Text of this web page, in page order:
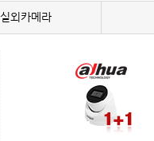
실외카메라